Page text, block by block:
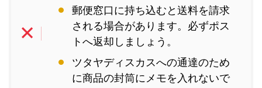
郵便窓口に持ち込むと送料を請求
される場合があります。必ずポス
トへ返却しましょう。
ツタヤディスカスへの通達のため
に商品の封筒にメモを入れないで